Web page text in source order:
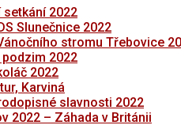
setkání 2022
Slunečnice 2022
stromu Třebovice
2022
2022
Karviná
slavnosti 2022
2022 – Záhada v Británii